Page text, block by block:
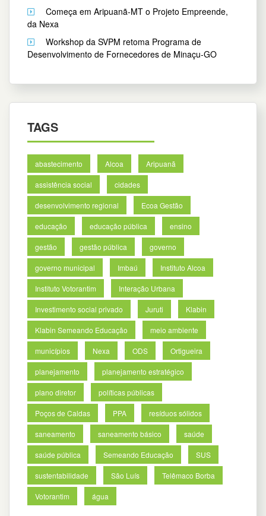
Começa em Aripuanã-MT o Projeto Empreende,
da Nexa
Workshop da SVPM retoma Programa de
Desenvolvimento de Fornecedores de Minaçu-GO
TAGS
abastecimento Alcoa Aripuanã
assistência social cidades
desenvolvimento regional Ecoa Gestão
educação educação pública ensino
gestão gestão pública governo
governo municipal Imbaú Instituto Alcoa
Instituto Votorantim Interação Urbana
Investimento social privado Juruti Klabin
Klabin Semeando Educação meio ambiente
municípios Nexa ODS Ortigueira
planejamento planejamento estratégico
plano diretor políticas públicas
Poços de Caldas PPA resíduos sólidos
saneamento saneamento básico saúde
saúde pública Semeando Educação SUS
sustentabilidade São Luís Telêmaco Borba
Votorantim água